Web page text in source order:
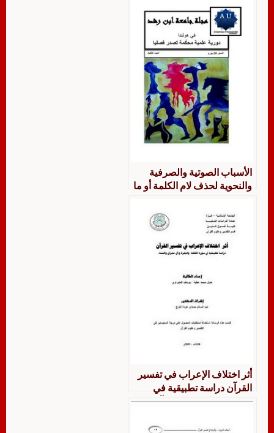
الأسباب الصوتية والصرفية
والنحوية لحذف لام الكلمة أو ما
آل عمران
أثر اختلاف الإعراب في تفسير
القرآن دراسة تطبيقية في
سورة الفاتحة والبقرة وآل